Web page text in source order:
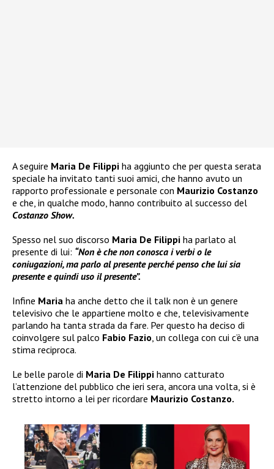
A seguire Maria De Filippi ha aggiunto che per questa serata
speciale ha invitato tanti suoi amici, che hanno avuto un
rapporto professionale e personale con Maurizio Costanzo
e che, in qualche modo, hanno contribuito al successo del
Costanzo Show.
Spesso nel suo discorso Maria De Filippi ha parlato al
presente di lui: “Non è che non conosca i verbi o le
coniugazioni, ma parlo al presente perché penso che lui sia
presente e quindi uso il presente”.
Infine Maria ha anche detto che il talk non è un genere
televisivo che le appartiene molto e che, televisivamente
parlando ha tanta strada da fare. Per questo ha deciso di
coinvolgere sul palco Fabio Fazio, un collega con cui c’è una
stima reciproca.
Le belle parole di Maria De Filippi hanno catturato
l’attenzione del pubblico che ieri sera, ancora una volta, si è
stretto intorno a lei per ricordare Maurizio Costanzo.